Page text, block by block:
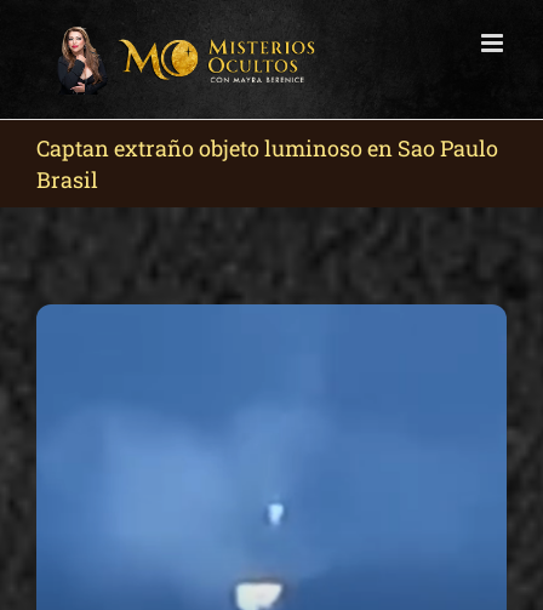
Captan extraño objeto luminoso en Sao Paulo
Brasil